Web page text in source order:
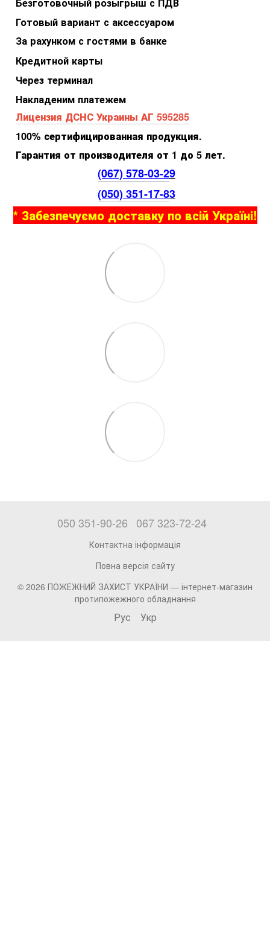
Готовый вариант с аксессуаром
За рахунком с гостями в банке
Кредитной карты
Через терминал
Накладеним платежем
Лицензия ДСНС Украины АГ 595285
100% сертифицированная продукция.
Гарантия от производителя от 1 до 5 лет.
(067) 578-03-29
(050) 351-17-83
* Забезпечуємо доставку по всій Україні!
050 351-90-26 067 323-72-24
Контактна інформація
Повна версія сайту
© 2026 ПОЖЕЖНИЙ ЗАХИСТ УКРАЇНИ — інтернет-магазин
протипожежного обладнання
Рус Укр